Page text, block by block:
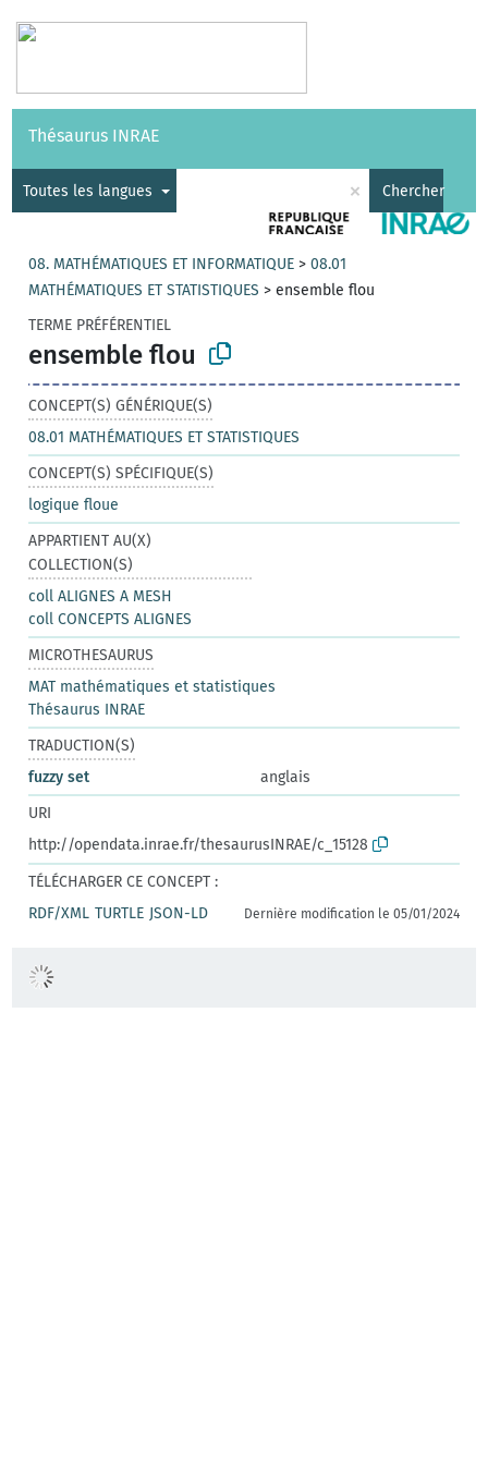
Vocabulaires API
Thésaurus INRAE
Toutes les langues × Chercher
08. MATHÉMATIQUES ET INFORMATIQUE >08.01
MATHÉMATIQUES ET STATISTIQUES >ensemble flou
TERME PRÉFÉRENTIEL
ensemble flou
CONCEPT(S) GÉNÉRIQUE(S)
08.01 MATHÉMATIQUES ET STATISTIQUES
CONCEPT(S) SPÉCIFIQUE(S)
logique floue
APPARTIENT AU(X)
COLLECTION(S)
coll ALIGNES A MESH
coll CONCEPTS ALIGNES
MICROTHESAURUS
MAT mathématiques et statistiques
Thésaurus INRAE
TRADUCTION(S)
fuzzy set
anglais
URI
http://opendata.inrae.fr/thesaurusINRAE/c_15128
TÉLÉCHARGER CE CONCEPT :
RDF/XML TURTLE JSON-LD Dernière modification le 05/01/2024